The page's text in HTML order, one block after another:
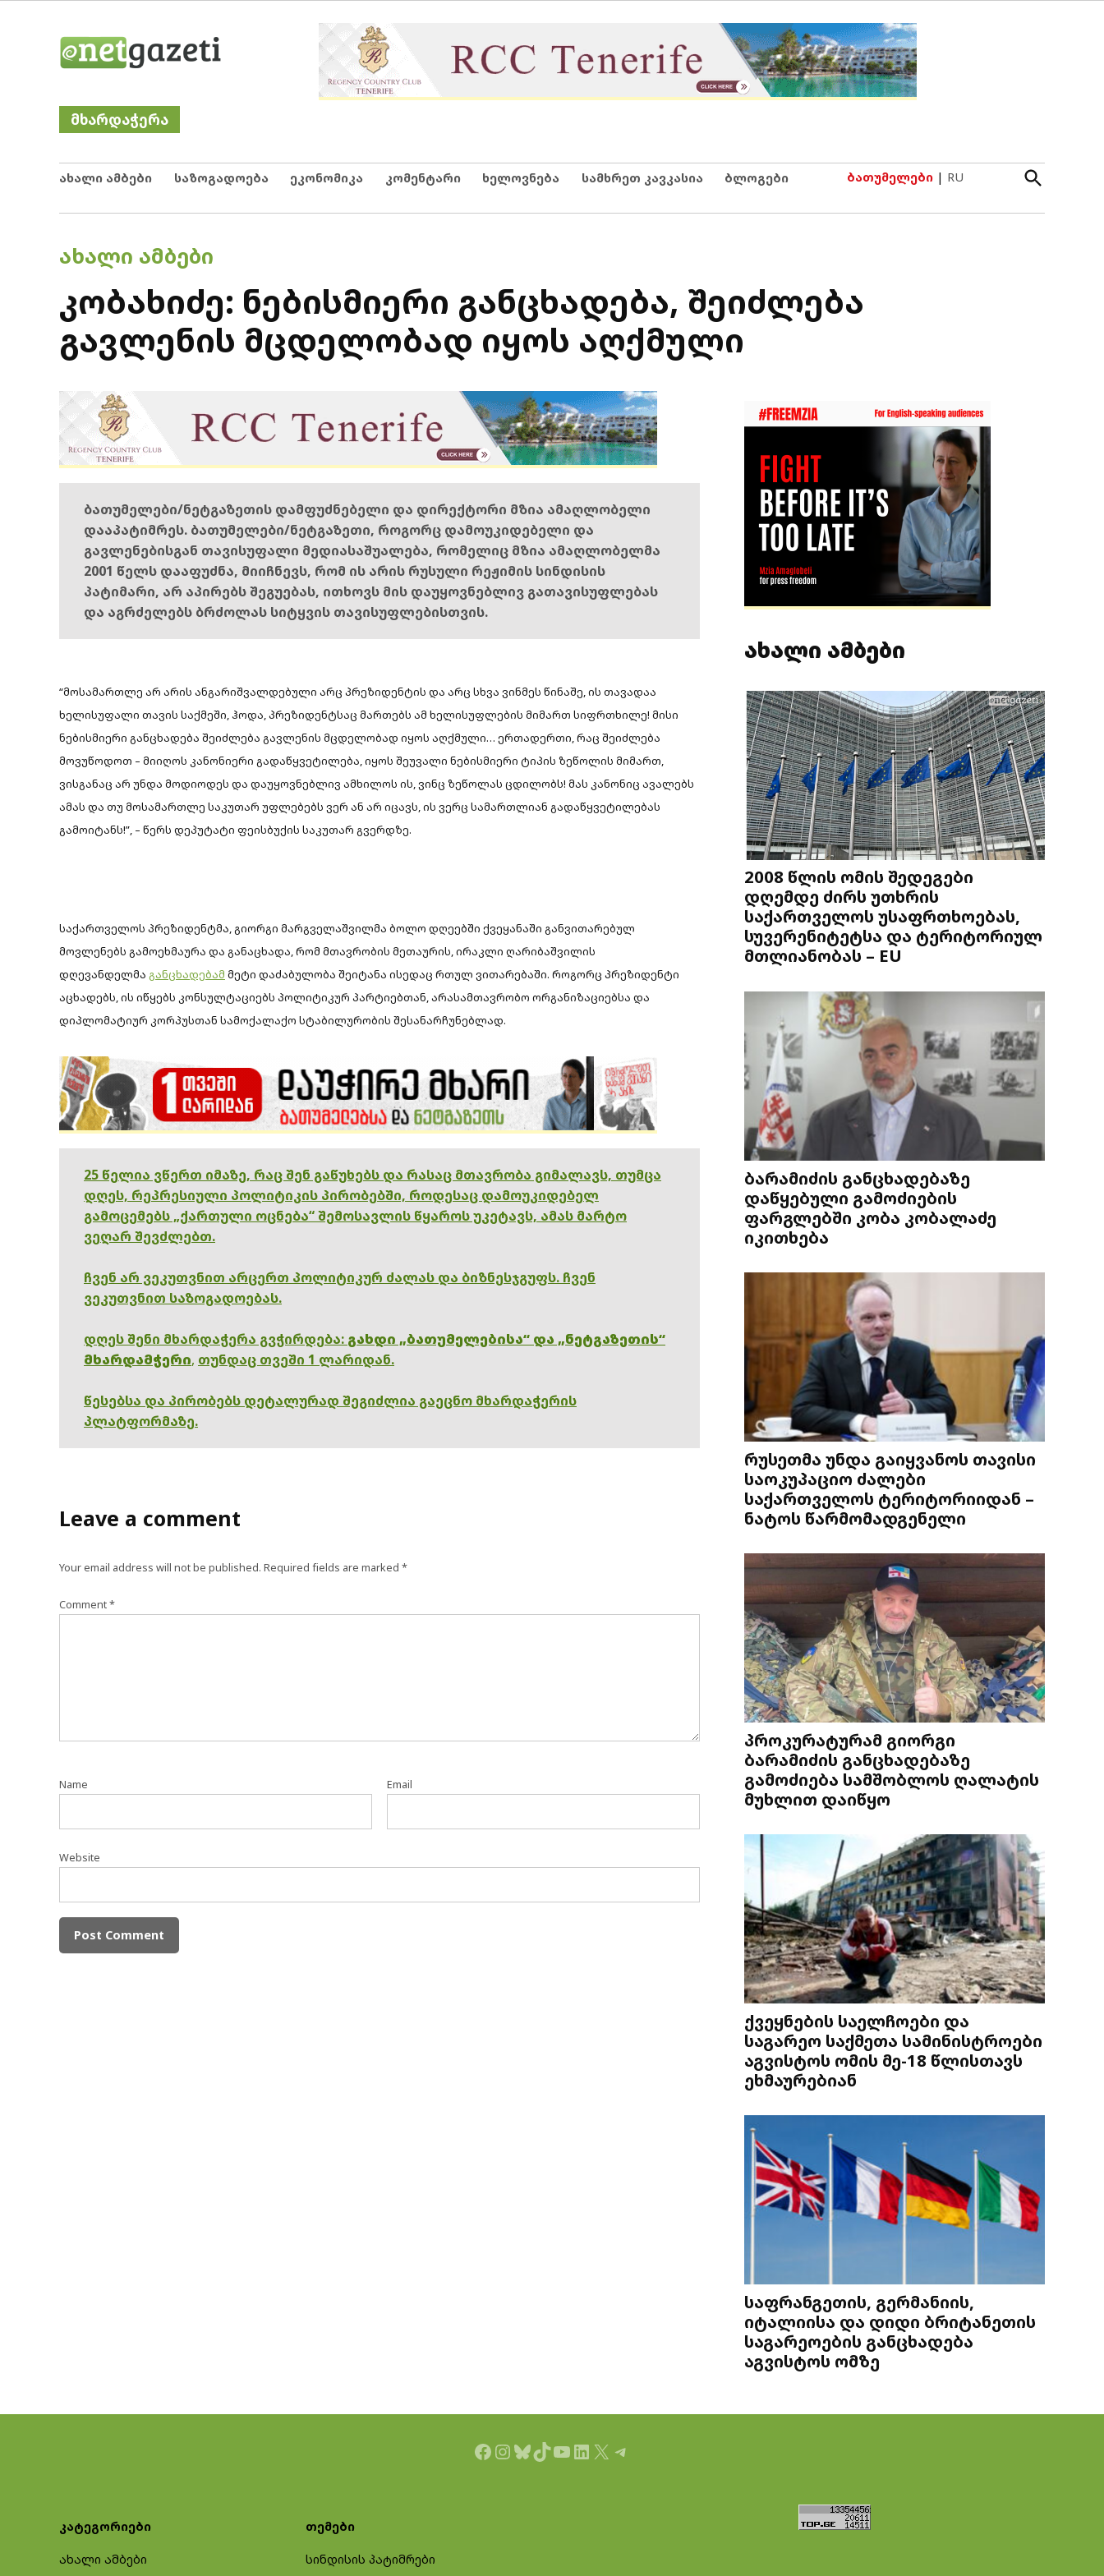
Netgazeti
მხარდაჭერა
ახალი ამბები საზოგადოება ეკონომიკა კომენტარი ხელოვნება სამხრეთ კავკასია ბლოგები ბათუმელები | RU
Open
Search
POSTED
ᲐᲮᲐᲚᲘ ᲐᲛᲑᲔᲑᲘ
კობახიძე: ნებისმიერი განცხადება, შეიძლება
გავლენის მცდელობად იყოს აღქმული
ბათუმელები/ნეტგაზეთის დამფუძნებელი და დირექტორი მზია ამაღლობელი
დააპატიმრეს. ბათუმელები/ნეტგაზეთი, როგორც დამოუკიდებელი და
გავლენებისგან თავისუფალი მედიასაშუალება, რომელიც მზია ამაღლობელმა
2001 წელს დააფუძნა, მიიჩნევს, რომ ის არის რუსული რეჟიმის სინდისის
პატიმარი, არ აპირებს შეგუებას, ითხოვს მის დაუყოვნებლივ გათავისუფლებას
და აგრძელებს ბრძოლას სიტყვის თავისუფლებისთვის.
“მოსამართლე არ არის ანგარიშვალდებული არც პრეზიდენტის და არც სხვა ვინმეს წინაშე, ის თავადაა
ხელისუფალი თავის საქმეში, ჰოდა, პრეზიდენტსაც მართებს ამ ხელისუფლების მიმართ სიფრთხილე! მისი
ნებისმიერი განცხადება შეიძლება გავლენის მცდელობად იყოს აღქმული… ერთადერთი, რაც შეიძლება
მოვუწოდოთ – მიიღოს კანონიერი გადაწყვეტილება, იყოს შეუვალი ნებისმიერი ტიპის ზეწოლის მიმართ,
ვისგანაც არ უნდა მოდიოდეს და დაუყოვნებლივ ამხილოს ის, ვინც ზეწოლას ცდილობს! მას კანონიც ავალებს
ამას და თუ მოსამართლე საკუთარ უფლებებს ვერ ან არ იცავს, ის ვერც სამართლიან გადაწყვეტილებას
გამოიტანს!”, – წერს დეპუტატი ფეისბუქის საკუთარ გვერდზე.
საქართველოს პრეზიდენტმა, გიორგი მარგველაშვილმა ბოლო დღეებში ქვეყანაში განვითარებულ
მოვლენებს გამოეხმაურა და განაცხადა, რომ მთავრობის მეთაურის, ირაკლი ღარიბაშვილის
დღევანდელმა განცხადებამ მეტი დაძაბულობა შეიტანა ისედაც რთულ ვითარებაში. როგორც პრეზიდენტი
აცხადებს, ის იწყებს კონსულტაციებს პოლიტიკურ პარტიებთან, არასამთავრობო ორგანიზაციებსა და
დიპლომატიურ კორპუსთან სამოქალაქო სტაბილურობის შესანარჩუნებლად.
25 წელია ვწერთ იმაზე, რაც შენ გაწუხებს და რასაც მთავრობა გიმალავს, თუმცა
დღეს, რეპრესიული პოლიტიკის პირობებში, როდესაც დამოუკიდებელ
გამოცემებს „ქართული ოცნება“ შემოსავლის წყაროს უკეტავს, ამას მარტო
ვეღარ შევძლებთ.
ჩვენ არ ვეკუთვნით არცერთ პოლიტიკურ ძალას და ბიზნესჯგუფს. ჩვენ
ვეკუთვნით საზოგადოებას.
დღეს შენი მხარდაჭერა გვჭირდება: გახდი „ბათუმელებისა“ და „ნეტგაზეთის“
მხარდამჭერი, თუნდაც თვეში 1 ლარიდან.
წესებსა და პირობებს დეტალურად შეგიძლია გაეცნო მხარდაჭერის
პლატფორმაზე.
Leave a comment
Your email address will not be published. Required fields are marked *
Comment*
Name Email
Website
ახალი ამბები
2008 წლის ომის შედეგები
დღემდე ძირს უთხრის
საქართველოს უსაფრთხოებას,
სუვერენიტეტსა და ტერიტორიულ
მთლიანობას – EU
ბარამიძის განცხადებაზე
დაწყებული გამოძიების
ფარგლებში კობა კობალაძე
იკითხება
რუსეთმა უნდა გაიყვანოს თავისი
საოკუპაციო ძალები
საქართველოს ტერიტორიიდან –
ნატოს წარმომადგენელი
პროკურატურამ გიორგი
ბარამიძის განცხადებაზე
გამოძიება სამშობლოს ღალატის
მუხლით დაიწყო
ქვეყნების საელჩოები და
საგარეო საქმეთა სამინისტროები
აგვისტოს ომის მე-18 წლისთავს
ეხმაურებიან
საფრანგეთის, გერმანიის,
იტალიისა და დიდი ბრიტანეთის
საგარეოების განცხადება
აგვისტოს ომზე
Facebook
Instagram
Bluesky
TikTok
YouTube
LinkedIn
X Telegram
კატეგორიები
ახალი ამბები
თემები
სინდისის პატიმრები